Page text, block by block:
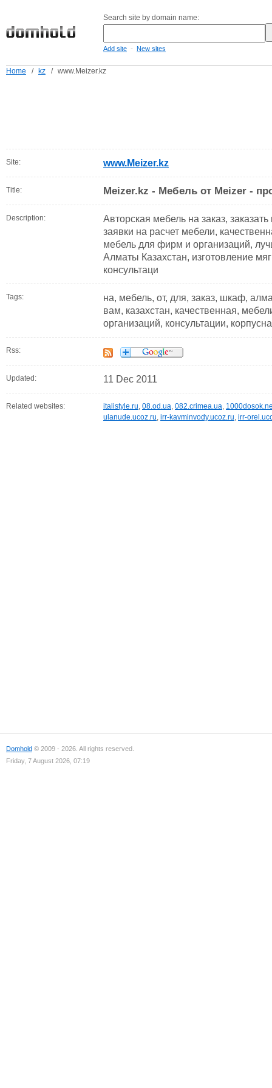
Search site by domain name:
Add site - New sites
Home / kz / www.Meizer.kz
Site: www.Meizer.kz
Title: Meizer.kz - Мебель от Meizer -
Description:
Авторская мебель на заказ,
заявки на расчет мебели,
мебель для фирм и организаций,
Алматы Казахстан, изготовление
консультаци
Tags:
на, мебель, от, для, заказ, шкаф,
вам, казахстан, качественная,
организаций, консультации,
Rss:
Updated: 11 Dec 2011
Related websites: italistyle.ru, 08.od.ua, 082.crimea.ua,
ulanude.ucoz.ru, irr-kavminvody.ucoz.ru, irr-
Domhold © 2009 - 2026. All rights reserved.
Friday, 7 August 2026, 07:19